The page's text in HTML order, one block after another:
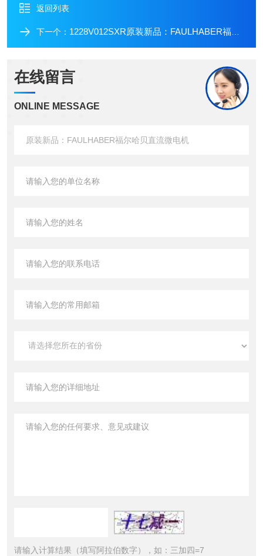
返回列表
下一个： 1228V012SXR原装新品：FAULHABER福尔哈贝直流微电机
在线留言
ONLINE MESSAGE
请输入计算结果（填写阿拉伯数字），如：三加四=7